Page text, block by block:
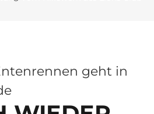
geht in